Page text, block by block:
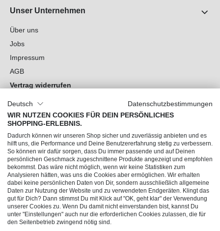
Unser Unternehmen
Über uns
Jobs
Impressum
AGB
Vertrag widerrufen
Cookie-Einstellungen
Du hast Fragen?
Unsere Socials
Deutsch
Datenschutzbestimmungen
WIR NUTZEN COOKIES FÜR DEIN PERSÖNLICHES
SHOPPING-ERLEBNIS.
Dadurch können wir unseren Shop sicher und zuverlässig anbieten und es
hilft uns, die Performance und Deine Benutzererfahrung stetig zu verbessern.
So können wir dafür sorgen, dass Du immer passende und auf Deinen
persönlichen Geschmack zugeschnittene Produkte angezeigt und empfohlen
bekommst. Das wäre nicht möglich, wenn wir keine Statistiken zum
Analysieren hätten, was uns die Cookies aber ermöglichen. Wir erhalten
dabei keine persönlichen Daten von Dir, sondern ausschließlich allgemeine
Daten zur Nutzung der Website und zu verwendeten Endgeräten. Klingt das
gut für Dich? Dann stimmst Du mit Klick auf "OK, geht klar" der Verwendung
unserer Cookies zu. Wenn Du damit nicht einverstanden bist, kannst Du
unter "Einstellungen" auch nur die erforderlichen Cookies zulassen, die für
den Seitenbetrieb zwingend nötig sind.